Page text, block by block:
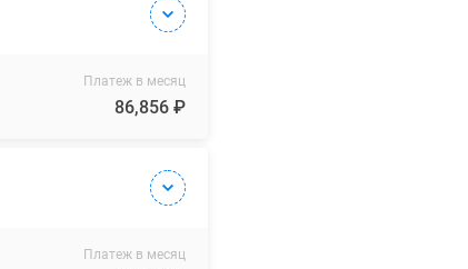
Платеж в месяц
86,856 ₽
Платеж в месяц